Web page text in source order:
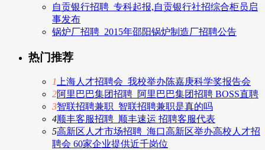
自贡银行招聘_专科起报,自贡银行社招综合柜员启
事发布
锅炉厂招聘_2015年邵阳锅炉制造厂招聘公告
热门推荐
1 上海人才招聘会_我校举办陈嘉庚科学奖报告会
2阿里巴巴集团招聘_阿里巴巴集团招聘 BOSS直聘
3智联招聘兼职_智联招聘兼职是真的吗
4顺丰客服招聘_顺丰速运 招聘客服代表
5高新区人才市场招聘_海口高新区举办高校人才招
聘会 60家企业提供近千岗位